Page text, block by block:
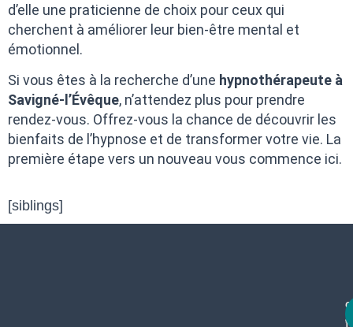
d’elle une praticienne de choix pour ceux qui
cherchent à améliorer leur bien-être mental et
émotionnel.
Si vous êtes à la recherche d’une hypnothérapeute à
Savigné-l’Évêque, n’attendez plus pour prendre
rendez-vous. Offrez-vous la chance de découvrir les
bienfaits de l’hypnose et de transformer votre vie. La
première étape vers un nouveau vous commence ici.
[siblings]